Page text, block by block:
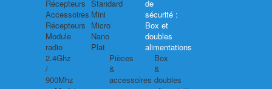
Récepteurs
Accessoires
Récepteurs
Module
radio
2.4Ghz
/
900Mhz
Standard
Mini
Micro
Nano
Plat
Pièces
&
accessoires
de
sécurité :
Box et
doubles
alimentations
Box
&
doubles